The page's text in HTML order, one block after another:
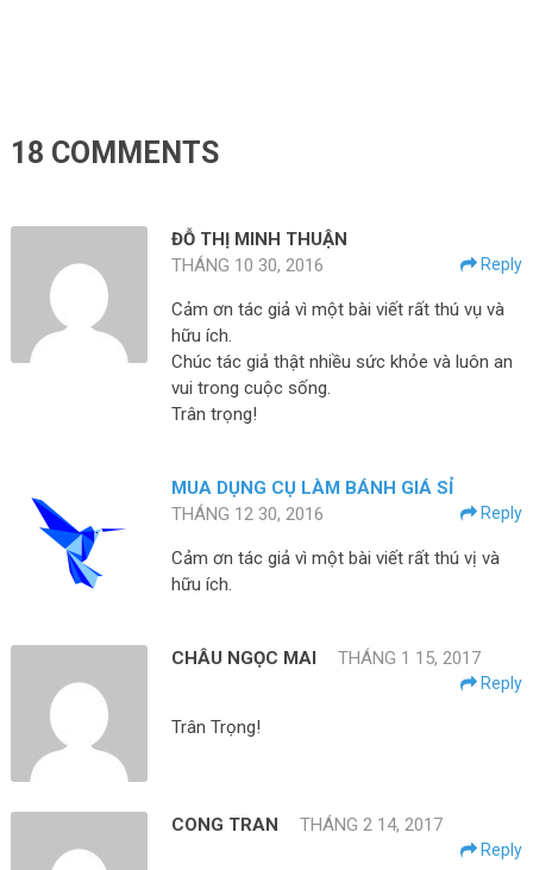
18 COMMENTS
ĐỖ THỊ MINH THUẬN
THÁNG 10 30, 2016
Reply
Cảm ơn tác giả vì một bài viết rất thú vụ và
hữu ích.
Chúc tác giả thật nhiều sức khỏe và luôn an
vui trong cuộc sống.
Trân trọng!
MUA DỤNG CỤ LÀM BÁNH GIÁ SỈ
THÁNG 12 30, 2016
Reply
Cảm ơn tác giả vì một bài viết rất thú vị và
hữu ích.
CHÂU NGỌC MAI THÁNG 1 15, 2017
Reply
Trân Trọng!
CONG TRAN THÁNG 2 14, 2017
Reply